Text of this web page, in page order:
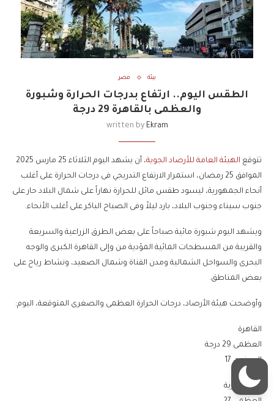
بيئة مصر
الطقس اليوم.. ارتفاع بدرجات الحرارة وشبورة
والعظمى بالقاهرة 29 درجة
written by Ekram
تتوقع الهيئة العامة للأرصاد الجوية
، أن يشهد اليوم الثلاثاء 25 مارس 2025
الموافق 25 رمضان، استمرار الارتفاع التدريجي فى درجات الحرارة على أغلب
أنحاء الجمهورية، ليسود طقس مائل للحرارة نهاراً على شمال البلاد حار على
جنوب سيناء وجنوب البلاد، بارد ليلاً وفى الصباح الباكر على أغلب الأنحاء.
ويشهد اليوم شبورة مائية صباحاً على بعض الطرق الزراعية والسريعة
والقريبة من المسطحات المائية المؤدية من وإلى القاهرة الكبرى والوجه
البحرى والسواحل الشمالية ومدن القناة وشمال الصعيد، ونشاط رياح على
بعض المناطق.
وأوضحت هيئة الأرصاد، درجات الحرارة العظمى والصغرى المتوقعة، اليوم:
القاهرة
العظمى 29 درجة
الصغرى 17
الإسكندرية